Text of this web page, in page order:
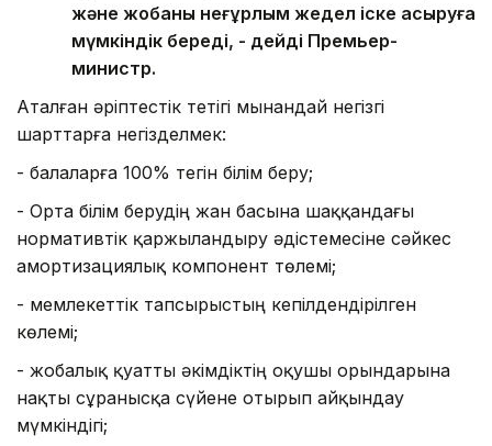
және жобаны неғұрлым жедел іске асыруға
мүмкіндік береді, - дейді Премьер-
министр.
Аталған әріптестік тетігі мынандай негізгі
шарттарға негізделмек:
- балаларға 100% тегін білім беру;
- Орта білім берудің жан басына шаққандағы
нормативтік қаржыландыру әдістемесіне сәйкес
амортизациялық компонент төлемі;
- мемлекеттік тапсырыстың кепілдендірілген
көлемі;
- жобалық қуатты әкімдіктің оқушы орындарына
нақты сұранысқа сүйене отырып айқындау
мүмкіндігі;